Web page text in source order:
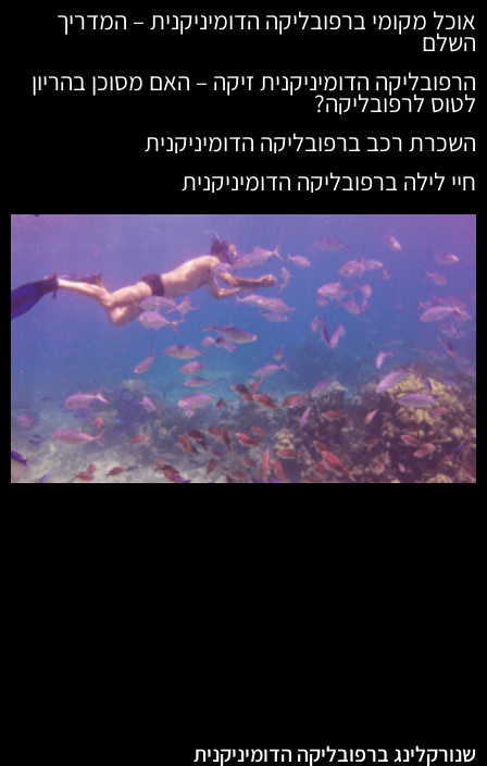
אוכל מקומי ברפובליקה הדומיניקנית – המדריך
השלם
הרפובליקה הדומיניקנית זיקה – האם מסוכן בהריון
לטוס לרפובליקה?
השכרת רכב ברפובליקה הדומיניקנית
חיי לילה ברפובליקה הדומיניקנית
שנורקלינג ברפובליקה הדומיניקנית